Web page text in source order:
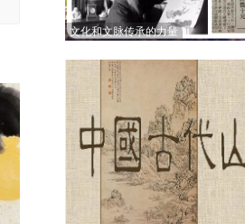
文化和文脉传承的力量